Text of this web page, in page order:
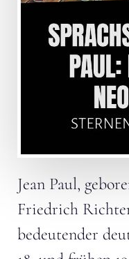
Jean Paul,
Friedrich
bedeutender